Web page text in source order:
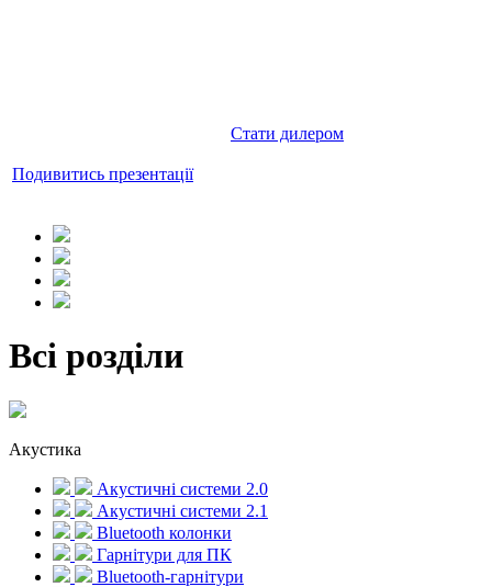
Подивитись презентації
Стати дилером
Всі розділи
Акустика
Акустичні системи 2.0
Акустичні системи 2.1
Bluetooth колонки
Гарнітури для ПК
Bluetooth-гарнітури